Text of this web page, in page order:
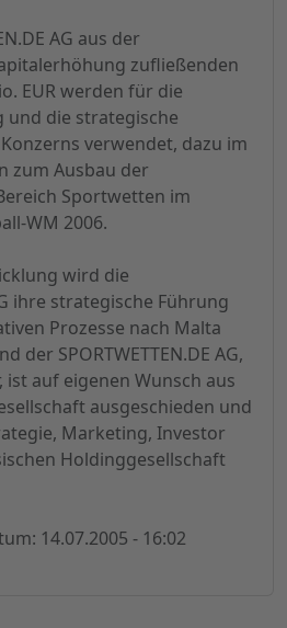
AG aus der
zufließenden
EUR werden für die
die strategische
verwendet, dazu im
zum Ausbau der
Sportwetten im
WM 2006.
wird die
ihre strategische Führung
Prozesse nach Malta
der SPORTWETTEN.DE AG,
ist auf eigenen Wunsch aus
ausgeschieden und
Marketing, Investor
Holdinggesellschaft
14.07.2005 - 16:02